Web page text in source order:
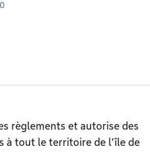
règlements et autorise des
à tout le territoire de l’île de